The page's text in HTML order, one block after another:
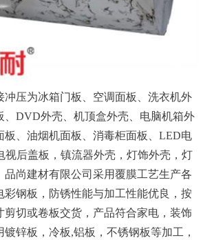
冲压为冰箱门板、空调面板、洗衣机外
、DVD外壳、机顶盒外壳、电脑机箱外
板、油烟机面板、消毒柜面板、LED电
视后盖板，镇流器外壳，灯饰外壳，灯
品尚建材有限公司采用覆膜工艺生产各
彩钢板，防锈性能与加工性能优良，按
剪切或卷板交货，产品符合家电，装饰
锌板，冷板,铝板，不锈钢板等加工，